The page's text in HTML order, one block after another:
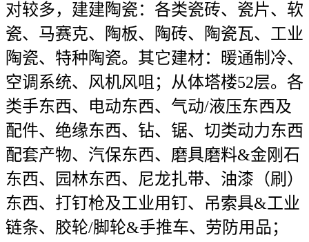
对较多，建建陶瓷：各类瓷砖、瓷片、软
瓷、马赛克、陶板、陶砖、陶瓷瓦、工业
陶瓷、特种陶瓷。其它建材：暖通制冷、
空调系统、风机风咀；从体塔楼52层。各
类手东西、电动东西、气动/液压东西及
配件、绝缘东西、钻、锯、切类动力东西
配套产物、汽保东西、磨具磨料&金刚石
东西、园林东西、尼龙扎带、油漆（刷）
东西、打钉枪及工业用钉、吊索具&工业
链条、胶轮/脚轮&手推车、劳防用品；